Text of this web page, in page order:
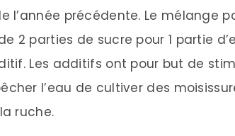
l’année précédente. Le mélange
2 parties de sucre pour 1 partie
Les additifs ont pour but de
l’eau de cultiver des
ruche.